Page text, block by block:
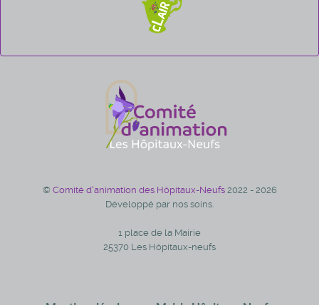
© Comité d'animation des Hôpitaux-Neufs 2022 - 2026
Développé par nos soins.
1 place de la Mairie
25370 Les Hôpitaux-neufs